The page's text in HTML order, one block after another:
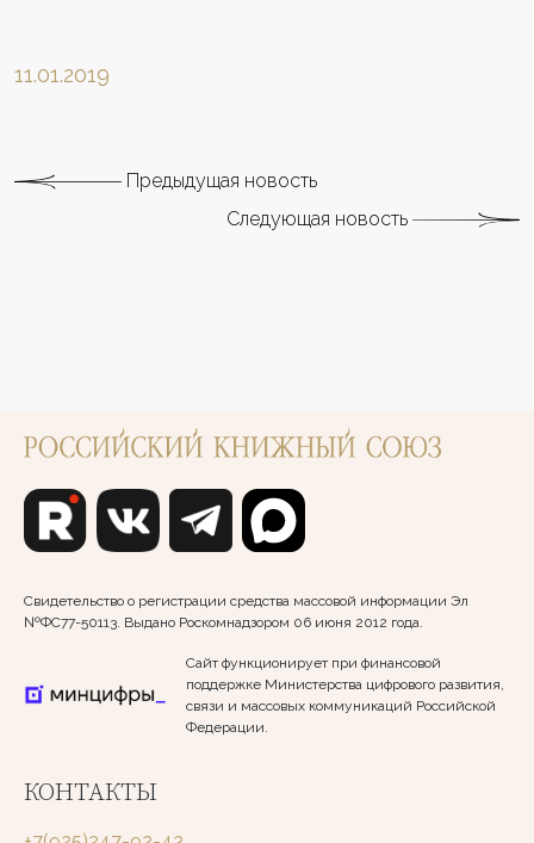
11.01.2019
Предыдущая новость
Следующая новость
Свидетельство о регистрации средства массовой информации Эл
№ФС77-50113. Выдано Роскомнадзором 06 июня 2012 года.
Сайт функционирует при финансовой
поддержке Министерства цифрового развития,
связи и массовых коммуникаций Российской
Федерации.
КОНТАКТЫ